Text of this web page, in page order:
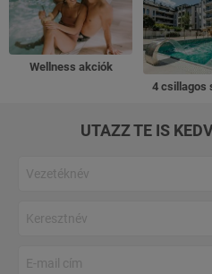
Wellness akciók
4 csillagos
UTAZZ TE IS